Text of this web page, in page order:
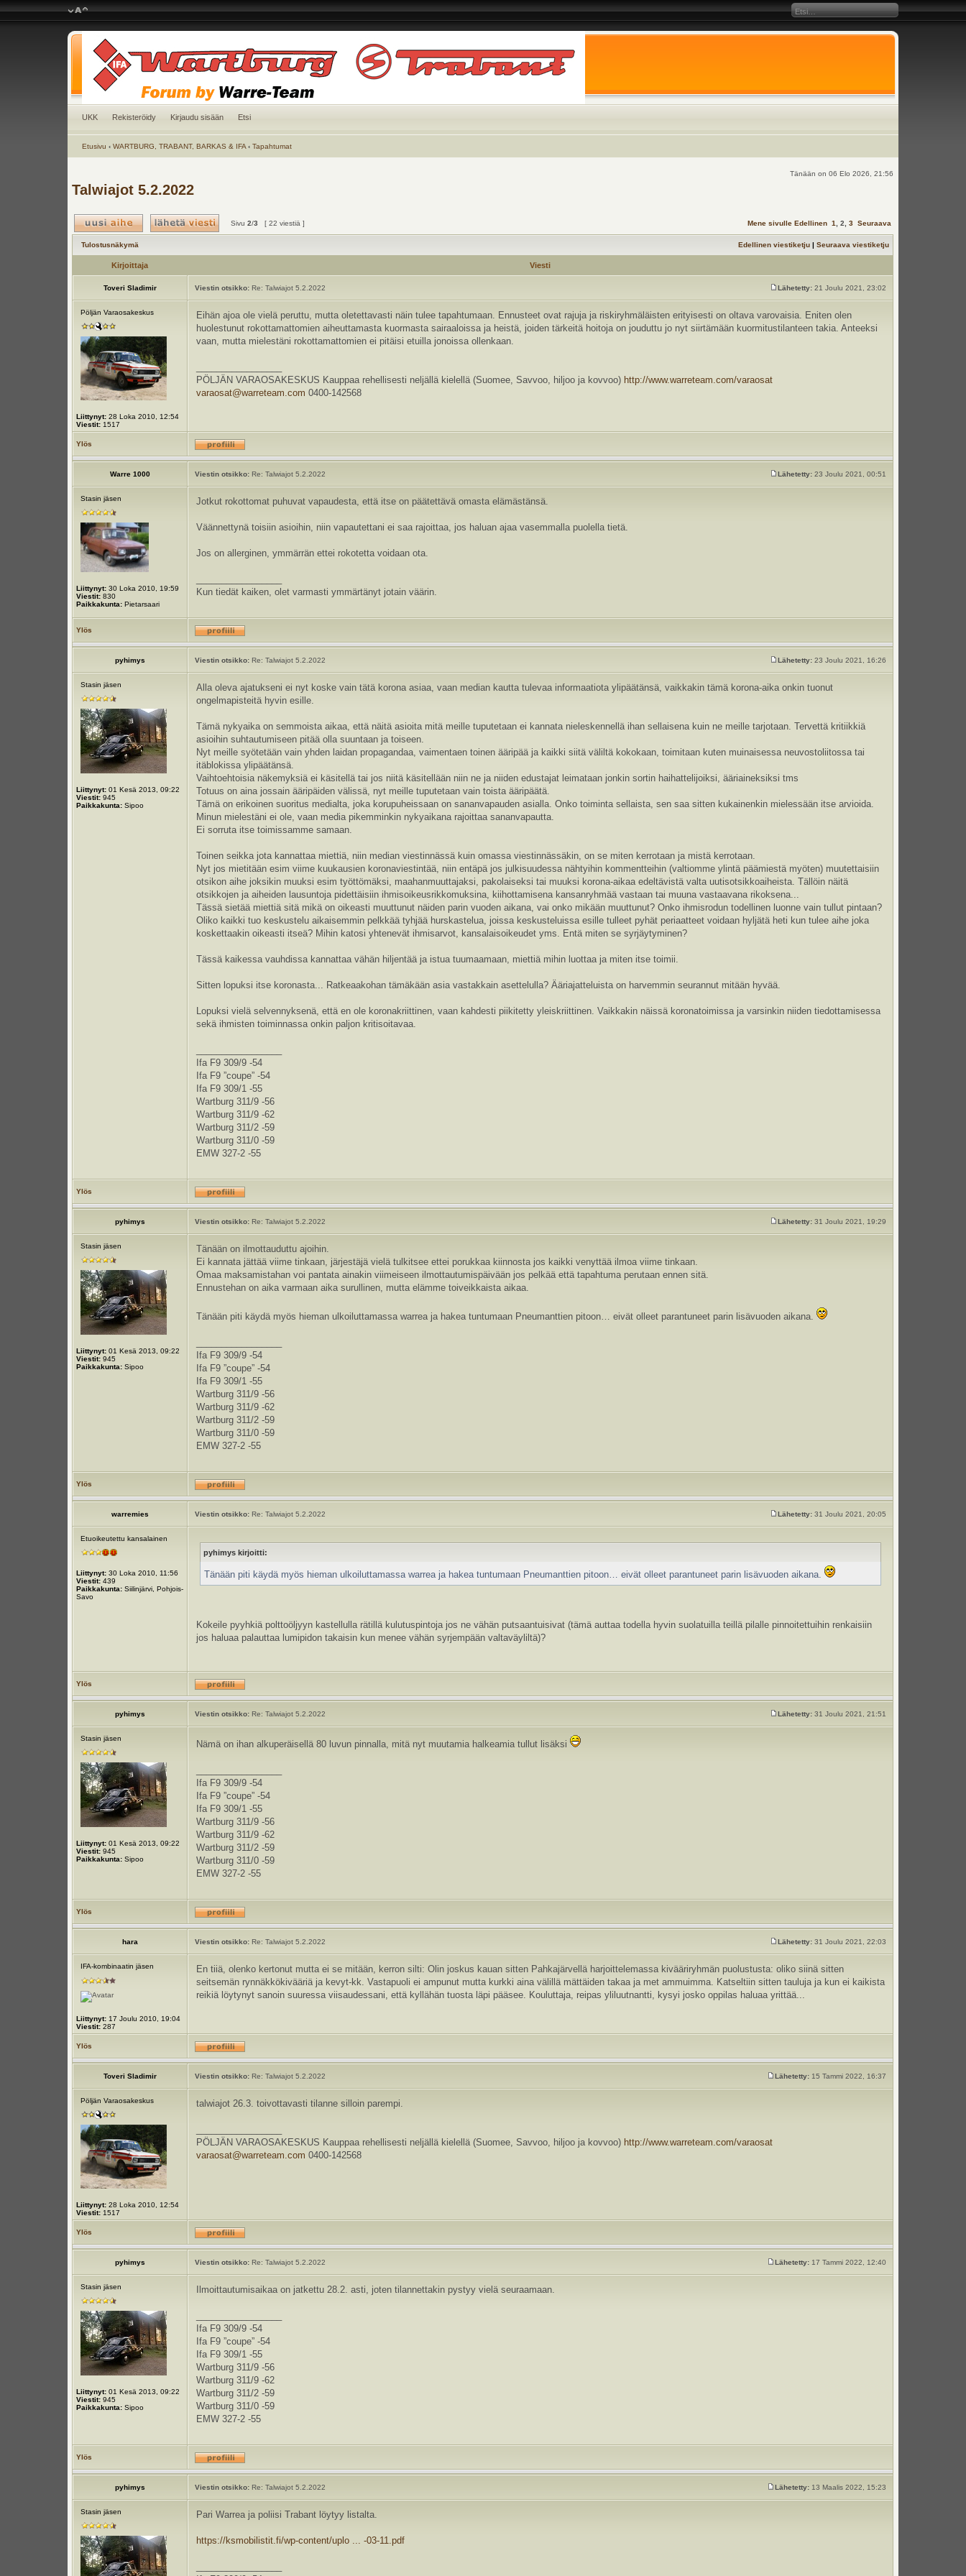
UKK Rekisteröidy Kirjaudu sisään Etsi
Etusivu ‹ WARTBURG, TRABANT, BARKAS & IFA ‹ Tapahtumat
Tänään on 06 Elo 2026, 21:56
Talwiajot 5.2.2022
Sivu2/3 [ 22 viestiä ] Mene sivulle Edellinen 1 ,2 ,3 Seuraava
Tulostusnäkymä Edellinen viestiketju |Seuraava viestiketju
Kirjoittaja Viesti
Toveri Sladimir Viestin otsikko: Re: Talwiajot 5.2.2022 Lähetetty: 21 Joulu 2021, 23:02
Pöljän Varaosakeskus
Liittynyt: 28 Loka 2010, 12:54
Viestit: 1517
Eihän ajoa ole vielä peruttu, mutta oletettavasti näin tulee tapahtumaan. Ennusteet ovat rajuja ja riskiryhmäläisten erityisesti on oltava varovaisia. Eniten olen
huolestunut rokottamattomien aiheuttamasta kuormasta sairaaloissa ja heistä, joiden tärkeitä hoitoja on jouduttu jo nyt siirtämään kuormitustilanteen takia. Anteeksi
vaan, mutta mielestäni rokottamattomien ei pitäisi etuilla jonoissa ollenkaan.
PÖLJÄN VARAOSAKESKUS Kauppaa rehellisesti neljällä kielellä (Suomee, Savvoo, hiljoo ja kovvoo) http://www.warreteam.com/varaosat
varaosat@warreteam.com 0400-142568
Ylös
Warre 1000 Viestin otsikko: Re: Talwiajot 5.2.2022 Lähetetty: 23 Joulu 2021, 00:51
Stasin jäsen
Liittynyt: 30 Loka 2010, 19:59
Viestit: 830
Paikkakunta: Pietarsaari
Jotkut rokottomat puhuvat vapaudesta, että itse on päätettävä omasta elämästänsä.
Väännettynä toisiin asioihin, niin vapautettani ei saa rajoittaa, jos haluan ajaa vasemmalla puolella tietä.
Jos on allerginen, ymmärrän ettei rokotetta voidaan ota.
Kun tiedät kaiken, olet varmasti ymmärtänyt jotain väärin.
Ylös
pyhimys Viestin otsikko: Re: Talwiajot 5.2.2022 Lähetetty: 23 Joulu 2021, 16:26
Stasin jäsen
Liittynyt: 01 Kesä 2013, 09:22
Viestit: 945
Paikkakunta: Sipoo
Alla oleva ajatukseni ei nyt koske vain tätä korona asiaa, vaan median kautta tulevaa informaatiota ylipäätänsä, vaikkakin tämä korona-aika onkin tuonut
ongelmapisteitä hyvin esille.
Tämä nykyaika on semmoista aikaa, että näitä asioita mitä meille tuputetaan ei kannata nieleskennellä ihan sellaisena kuin ne meille tarjotaan. Tervettä kritiikkiä
asioihin suhtautumiseen pitää olla suuntaan ja toiseen.
Nyt meille syötetään vain yhden laidan propagandaa, vaimentaen toinen ääripää ja kaikki siitä väliltä kokokaan, toimitaan kuten muinaisessa neuvostoliitossa tai
itäblokissa ylipäätänsä.
Vaihtoehtoisia näkemyksiä ei käsitellä tai jos niitä käsitellään niin ne ja niiden edustajat leimataan jonkin sortin haihattelijoiksi, ääriaineksiksi tms
Totuus on aina jossain ääripäiden välissä, nyt meille tuputetaan vain toista ääripäätä.
Tämä on erikoinen suoritus medialta, joka korupuheissaan on sananvapauden asialla. Onko toiminta sellaista, sen saa sitten kukainenkin mielessään itse arvioida.
Minun mielestäni ei ole, vaan media pikemminkin nykyaikana rajoittaa sananvapautta.
Ei sorruta itse toimissamme samaan.
Toinen seikka jota kannattaa miettiä, niin median viestinnässä kuin omassa viestinnässäkin, on se miten kerrotaan ja mistä kerrotaan.
Nyt jos mietitään esim viime kuukausien koronaviestintää, niin entäpä jos julkisuudessa nähtyihin kommentteihin (valtiomme ylintä päämiestä myöten) muutettaisiin
otsikon aihe joksikin muuksi esim työttömäksi, maahanmuuttajaksi, pakolaiseksi tai muuksi korona-aikaa edeltävistä valta uutisotsikkoaiheista. Tällöin näitä
otsikkojen ja aiheiden lausuntoja pidettäisiin ihmisoikeusrikkomuksina, kiihottamisena kansanryhmää vastaan tai muuna vastaavana rikoksena...
Tässä sietää miettiä sitä mikä on oikeasti muuttunut näiden parin vuoden aikana, vai onko mikään muuttunut? Onko ihmisrodun todellinen luonne vain tullut pintaan?
Oliko kaikki tuo keskustelu aikaisemmin pelkkää tyhjää hurskastelua, joissa keskusteluissa esille tulleet pyhät periaatteet voidaan hyljätä heti kun tulee aihe joka
koskettaakin oikeasti itseä? Mihin katosi yhtenevät ihmisarvot, kansalaisoikeudet yms. Entä miten se syrjäytyminen?
Tässä kaikessa vauhdissa kannattaa vähän hiljentää ja istua tuumaamaan, miettiä mihin luottaa ja miten itse toimii.
Sitten lopuksi itse koronasta... Ratkeaakohan tämäkään asia vastakkain asettelulla? Ääriajatteluista on harvemmin seurannut mitään hyvää.
Lopuksi vielä selvennyksenä, että en ole koronakriittinen, vaan kahdesti piikitetty yleiskriittinen. Vaikkakin näissä koronatoimissa ja varsinkin niiden tiedottamisessa
sekä ihmisten toiminnassa onkin paljon kritisoitavaa.
Ifa F9 309/9 -54
Ifa F9 ”coupe” -54
Ifa F9 309/1 -55
Wartburg 311/9 -56
Wartburg 311/9 -62
Wartburg 311/2 -59
Wartburg 311/0 -59
EMW 327-2 -55
Ylös
pyhimys Viestin otsikko: Re: Talwiajot 5.2.2022 Lähetetty: 31 Joulu 2021, 19:29
Stasin jäsen
Liittynyt: 01 Kesä 2013, 09:22
Viestit: 945
Paikkakunta: Sipoo
Tänään on ilmottauduttu ajoihin.
Ei kannata jättää viime tinkaan, järjestäjä vielä tulkitsee ettei porukkaa kiinnosta jos kaikki venyttää ilmoa viime tinkaan.
Omaa maksamistahan voi pantata ainakin viimeiseen ilmottautumispäivään jos pelkää että tapahtuma perutaan ennen sitä.
Ennustehan on aika varmaan aika surullinen, mutta elämme toiveikkaista aikaa.
Tänään piti käydä myös hieman ulkoiluttamassa warrea ja hakea tuntumaan Pneumanttien pitoon… eivät olleet parantuneet parin lisävuoden aikana.
Ifa F9 309/9 -54
Ifa F9 ”coupe” -54
Ifa F9 309/1 -55
Wartburg 311/9 -56
Wartburg 311/9 -62
Wartburg 311/2 -59
Wartburg 311/0 -59
EMW 327-2 -55
Ylös
warremies Viestin otsikko: Re: Talwiajot 5.2.2022 Lähetetty: 31 Joulu 2021, 20:05
Etuoikeutettu kansalainen
Liittynyt: 30 Loka 2010, 11:56
Viestit: 439
Paikkakunta: Siilinjärvi, Pohjois-
Savo
pyhimys kirjoitti:
Tänään piti käydä myös hieman ulkoiluttamassa warrea ja hakea tuntumaan Pneumanttien pitoon… eivät olleet parantuneet parin lisävuoden aikana.
Kokeile pyyhkiä polttoöljyyn kastellulla rätillä kulutuspintoja jos ne vähän putsaantuisivat (tämä auttaa todella hyvin suolatuilla teillä pilalle pinnoitettuihin renkaisiin
jos haluaa palauttaa lumipidon takaisin kun menee vähän syrjempään valtaväyliltä)?
Ylös
pyhimys Viestin otsikko: Re: Talwiajot 5.2.2022 Lähetetty: 31 Joulu 2021, 21:51
Stasin jäsen
Liittynyt: 01 Kesä 2013, 09:22
Viestit: 945
Paikkakunta: Sipoo
Nämä on ihan alkuperäisellä 80 luvun pinnalla, mitä nyt muutamia halkeamia tullut lisäksi
Ifa F9 309/9 -54
Ifa F9 ”coupe” -54
Ifa F9 309/1 -55
Wartburg 311/9 -56
Wartburg 311/9 -62
Wartburg 311/2 -59
Wartburg 311/0 -59
EMW 327-2 -55
Ylös
hara Viestin otsikko: Re: Talwiajot 5.2.2022 Lähetetty: 31 Joulu 2021, 22:03
IFA-kombinaatin jäsen
Liittynyt: 17 Joulu 2010, 19:04
Viestit: 287
En tiiä, olenko kertonut mutta ei se mitään, kerron silti: Olin joskus kauan sitten Pahkajärvellä harjoittelemassa kivääriryhmän puolustusta: oliko siinä sitten
seitsemän rynnäkkökivääriä ja kevyt-kk. Vastapuoli ei ampunut mutta kurkki aina välillä mättäiden takaa ja met ammuimma. Katseltiin sitten tauluja ja kun ei kaikista
reikiä löytynyt sanoin suuressa viisaudessani, että kyllähän tuosta läpi pääsee. Kouluttaja, reipas yliluutnantti, kysyi josko oppilas haluaa yrittää...
Ylös
Toveri Sladimir Viestin otsikko: Re: Talwiajot 5.2.2022 Lähetetty: 15 Tammi 2022, 16:37
Pöljän Varaosakeskus
Liittynyt: 28 Loka 2010, 12:54
Viestit: 1517
talwiajot 26.3. toivottavasti tilanne silloin parempi.
PÖLJÄN VARAOSAKESKUS Kauppaa rehellisesti neljällä kielellä (Suomee, Savvoo, hiljoo ja kovvoo) http://www.warreteam.com/varaosat
varaosat@warreteam.com 0400-142568
Ylös
pyhimys Viestin otsikko: Re: Talwiajot 5.2.2022 Lähetetty: 17 Tammi 2022, 12:40
Stasin jäsen
Liittynyt: 01 Kesä 2013, 09:22
Viestit: 945
Paikkakunta: Sipoo
Ilmoittautumisaikaa on jatkettu 28.2. asti, joten tilannettakin pystyy vielä seuraamaan.
Ifa F9 309/9 -54
Ifa F9 ”coupe” -54
Ifa F9 309/1 -55
Wartburg 311/9 -56
Wartburg 311/9 -62
Wartburg 311/2 -59
Wartburg 311/0 -59
EMW 327-2 -55
Ylös
pyhimys Viestin otsikko: Re: Talwiajot 5.2.2022 Lähetetty: 13 Maalis 2022, 15:23
Stasin jäsen Pari Warrea ja poliisi Trabant löytyy listalta.
https://ksmobilistit.fi/wp-content/uplo ... -03-11.pdf